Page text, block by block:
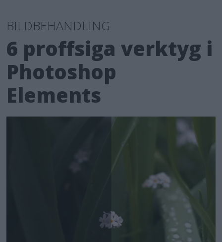
BILDBEHANDLING
6 proffsiga verktyg i
Photoshop
Elements